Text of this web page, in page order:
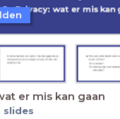
wat er mis kan gaan
slides